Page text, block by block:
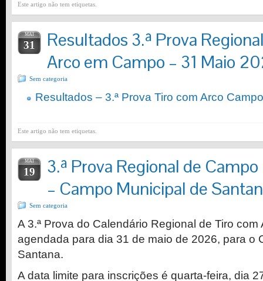
Este artigo não tem etiquetas.
MAI
31
Resultados 3.ª Prova
Arco em Campo – 31 Maio
Sem categoria
Resultados – 3.ª Prova Tiro com Arco
Este artigo não tem etiquetas.
MAI
19
3.ª Prova Regional de
– Campo Municipal de
Sem categoria
A 3.ª Prova do Calendário Regional de Tiro
agendada para dia 31 de maio de 2026, para o
Santana.
A data limite para inscrições é quarta-feira, dia